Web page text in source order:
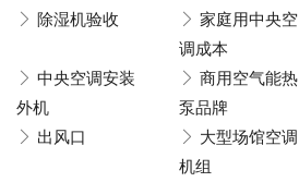
除湿机验收
家庭用中央空
调成本
中央空调安装
外机
商用空气能热
泵品牌
出风口
大型场馆空调
机组